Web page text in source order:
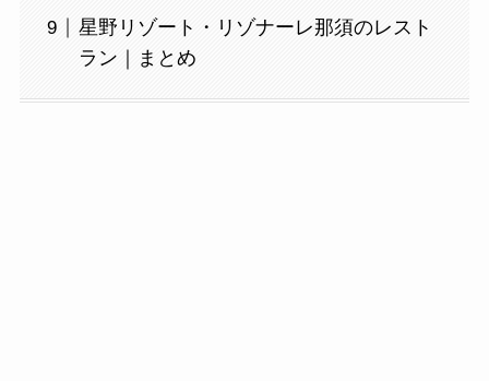
星野リゾート・リゾナーレ那須のレスト
ラン｜まとめ